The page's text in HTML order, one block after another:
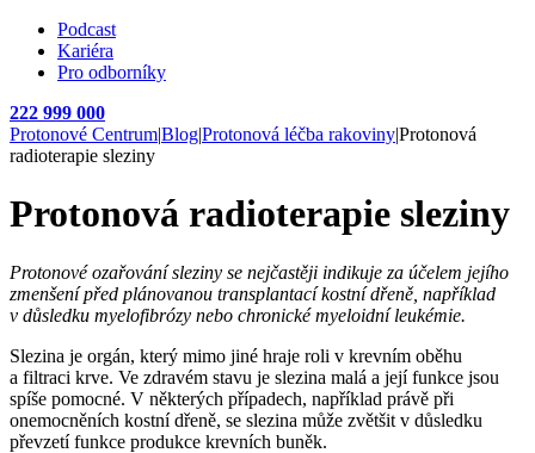
Podcast
Kariéra
Pro odborníky
222 999 000
Protonové Centrum|Blog|Protonová léčba rakoviny|Protonová
radioterapie sleziny
Protonová radioterapie sleziny
Protonové ozařování sleziny se nejčastěji indikuje za účelem jejího
zmenšení před plánovanou transplantací kostní dřeně, například
v důsledku myelofibrózy nebo chronické myeloidní leukémie.
Slezina je orgán, který mimo jiné hraje roli v krevním oběhu
a filtraci krve. Ve zdravém stavu je slezina malá a její funkce jsou
spíše pomocné. V některých případech, například právě při
onemocněních kostní dřeně, se slezina může zvětšit v důsledku
převzetí funkce produkce krevních buněk.